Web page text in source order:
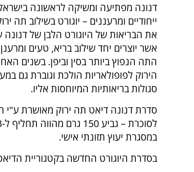
דנונה מפתיעה ומשיקה לראשונה
ייחודיים ומרעננים – יוגורט בשילוב תה
את הבריאות של היוגורט הלבן של דנונה
אשר יוצרים יחד שילוב בריא, טעים
התה הנפוץ ביותר בסין וביפן. בשנים
הירוק לפופולאריות הולכת וגוברת גם
סגולות בריאותיות המיוחסות אליו.
סדרת דנונה דיאט תה ירוק מאושרת ע"י
במסגרת יעוץ תזונתי אישי.
בסדרת היוגורט החדשה בקטגוריית הדיאט: סדרת תה ירוק